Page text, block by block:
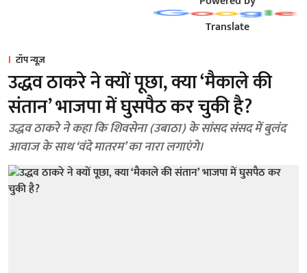
Translate
टॉप न्यूज़
उद्धव ठाकरे ने क्यों पूछा, क्या ‘मैकाले की
संतान’ भाजपा में घुसपैठ कर चुकी है?
उद्धव ठाकरे ने कहा कि शिवसेना (उबाठा) के सांसद संसद में बुलंद
आवाज के साथ ‘वंदे मातरम’ का नारा लगाएंगे।